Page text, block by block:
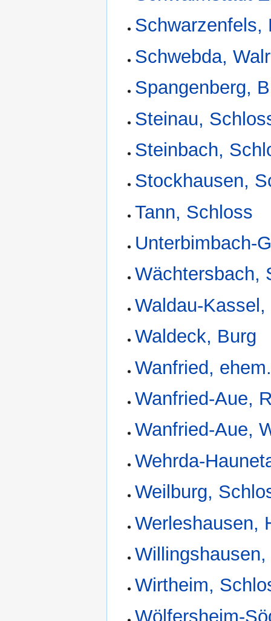
Schwarzenfels,
Schwebda,
Spangenberg,
Steinau,
Steinbach,
Stockhausen,
Tann, Schloss
Unterbimbach-
Wächtersbach,
Waldau-
Waldeck, Burg
Wanfried,
Wanfried-Aue,
Wanfried-Aue,
Wehrda-
Weilburg,
Werleshausen,
Wirtheim,
Wölfersheim-